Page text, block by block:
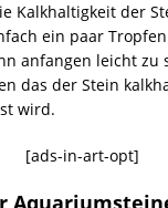
Kalkhaltigkeit der
ein paar
anfangen leicht zu
das der Stein
wird.
[ads-in-art-opt]